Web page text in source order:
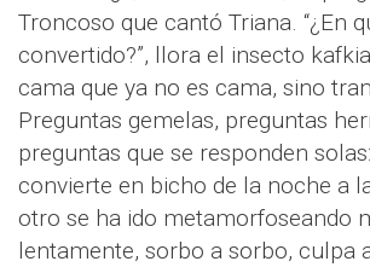
Troncoso que cantó Triana. “¿En
convertido?”, llora el insecto
cama que ya no es cama, sino
Preguntas gemelas, preguntas
preguntas que se responden
convierte en bicho de la noche a
otro se ha ido metamorfoseando
lentamente, sorbo a sorbo, culpa